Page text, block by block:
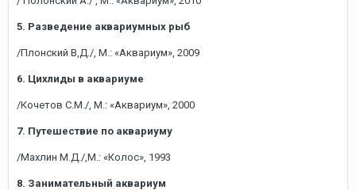
5. Разведение аквариумных рыб
/Плонский В,Д./, М.: «Аквариум», 2009
6. Цихлиды в аквариуме
/Кочетов С.М./, М.: «Аквариум», 2000
7. Путешествие по аквариуму
/Махлин М.Д./,М.: «Колос», 1993
8. Занимательный аквариум